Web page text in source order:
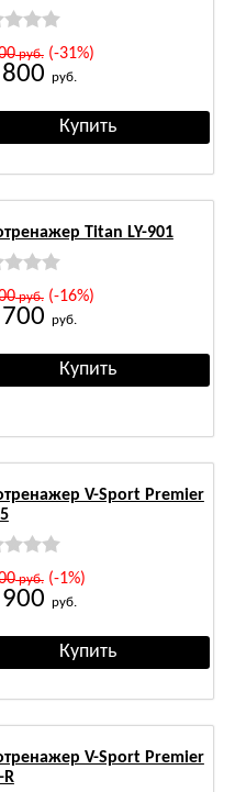
руб.(-31%)
руб.
Titan LY-901
руб.(-16%)
руб.
V-Sport Premier
руб.(-1%)
руб.
V-Sport Premier
R